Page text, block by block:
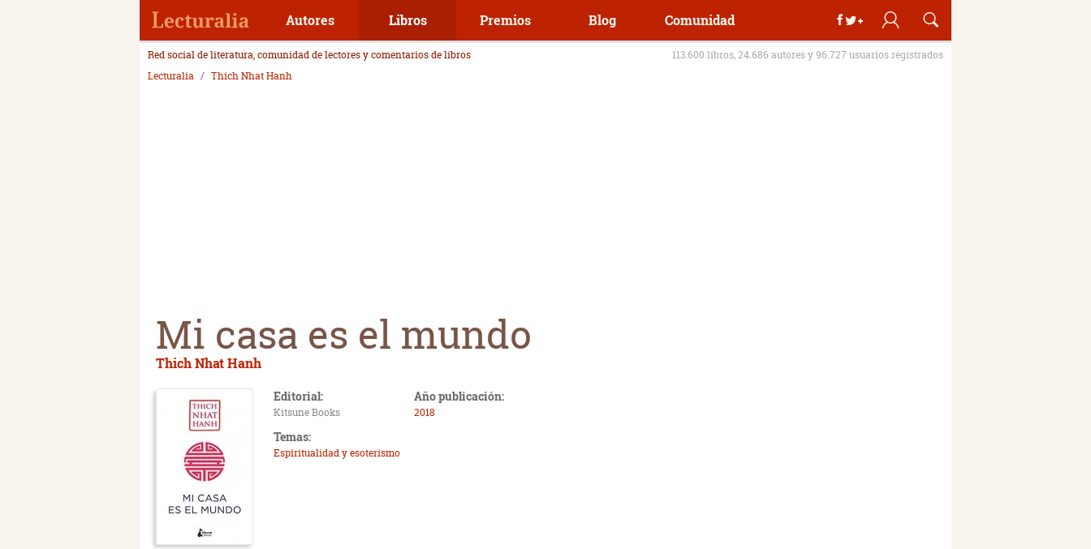
Autores Libros Premios Blog Comunidad
Red social de literatura, comunidad de lectores y comentarios de libros
113.600 libros, 24.686 autores y 96.727 usuarios registrados
Lecturalia
Thich Nhat Hanh
Mi casa es el mundo
Thich Nhat Hanh
Editorial:
Kitsune Books
Año publicación:
2018
Temas:
Espiritualidad y esoterismo